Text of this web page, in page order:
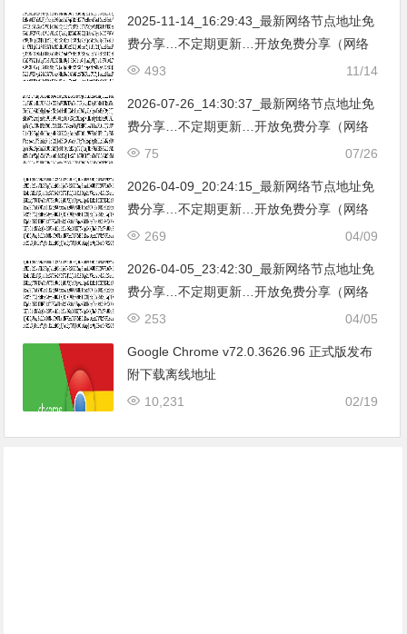
2025-11-14_16:29:43_最新网络节点地址免
费分享…不定期更新…开放免费分享（网络
免费节点香港|日本|韩国|新加坡|台湾|马来西
11/14
493
2026-07-26_14:30:37_最新网络节点地址免
费分享…不定期更新…开放免费分享（网络
免费节点香港|日本|韩国|新加坡|台湾|马来西
07/26
75
2026-04-09_20:24:15_最新网络节点地址免
费分享…不定期更新…开放免费分享（网络
免费节点香港|日本|韩国|新加坡|台湾|马来西
04/09
269
2026-04-05_23:42:30_最新网络节点地址免
费分享…不定期更新…开放免费分享（网络
免费节点香港|日本|韩国|新加坡|台湾|马来西
04/05
253
Google Chrome v72.0.3626.96 正式版发布
附下载离线地址
02/19
10,231